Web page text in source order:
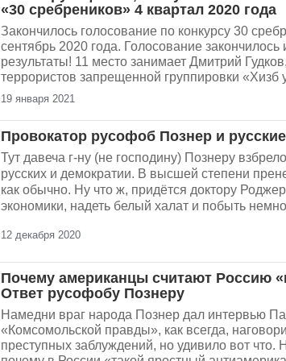
«30 сребреников» 4 квартал 2020 года
Закончилось голосование по конкурсу 30
сентябрь 2020 года. Голосование
результаты! 11 место занимает Дмитрий
террористов запрещенной группировки «Хизб
19 января 2021
Провокатор русофоб Познер и
Тут давеча г-ну (не господину) Познеру
русских и демократии. В высшей степени
как обычно. Ну что ж, придётся доктору
экономики, надеть белый халат и побыть
12 декабря 2020
Почему американцы считают Россию
Ответ русофобу Познеру
Намедни враг народа Познер дал интервью
«Комсомольской правды», как всегда,
преступных заблуждений, но удивило вот что.